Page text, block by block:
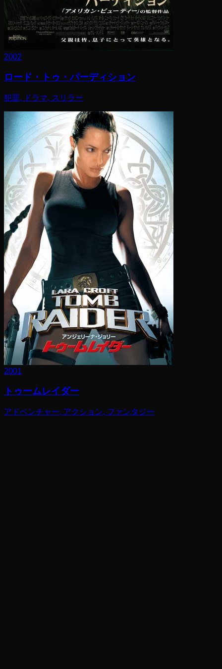
2002
ロード・トゥ・パーディション
犯罪, ドラマ, スリラー
2001
トゥームレイダー
アドベンチャー, アクション, ファンタジー